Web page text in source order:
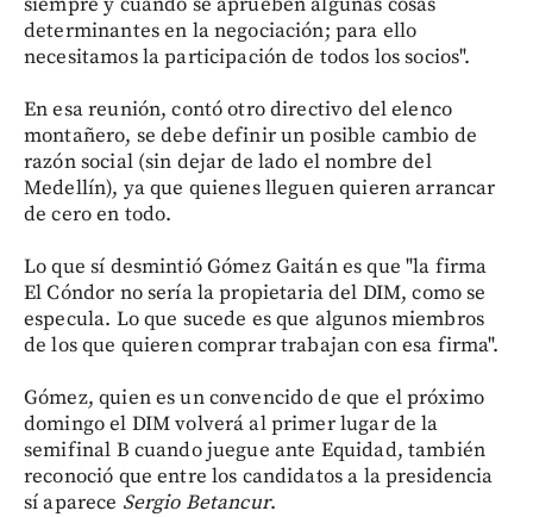
determinantes en la negociación; para ello
necesitamos la participación de todos los socios".
En esa reunión, contó otro directivo del elenco
montañero, se debe definir un posible cambio de
razón social (sin dejar de lado el nombre del
Medellín), ya que quienes lleguen quieren arrancar
de cero en todo.
Lo que sí desmintió Gómez Gaitán es que "la firma
El Cóndor no sería la propietaria del DIM, como se
especula. Lo que sucede es que algunos miembros
de los que quieren comprar trabajan con esa firma".
Gómez, quien es un convencido de que el próximo
domingo el DIM volverá al primer lugar de la
semifinal B cuando juegue ante Equidad, también
reconoció que entre los candidatos a la presidencia
sí aparece Sergio Betancur.